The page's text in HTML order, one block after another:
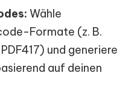
Wähle
Formate (z. B.
und generiere
auf deinen